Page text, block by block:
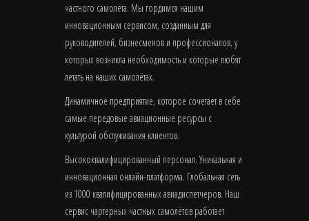
частного самолёта. Мы гордимся нашим
инновационным сервисом, созданным для
руководителей, бизнесменов и профессионалов, у
которых возникла необходимость и которые любят
летать на наших самолётах.
Динамичное предприятие, которое сочетает в себе
самые передовые авиационные ресурсы с
культурой обслуживания клиентов.
Высококвалифицированный персонал. Уникальная и
инновационная онлайн-платформа. Глобальная сеть
из 1000 квалифицированных авиадиспетчеров. Наш
сервис чартерных частных самолётов работает